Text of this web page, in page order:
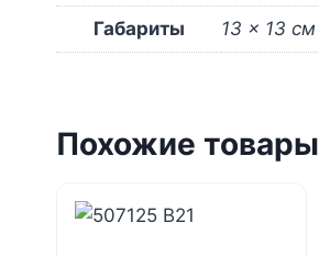
Габариты 13 × 13 см
Похожие товары